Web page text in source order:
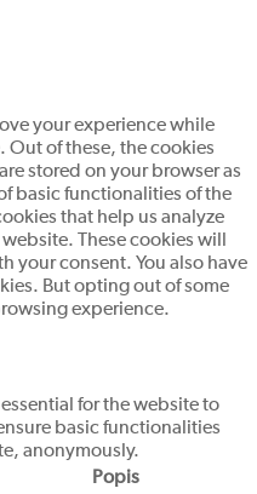
your experience while
of these, the cookies
stored on your browser as
basic functionalities of the
that help us analyze
These cookies will
your consent. You also have
But opting out of some
experience.
for the website to
basic functionalities
anonymously.
Popis